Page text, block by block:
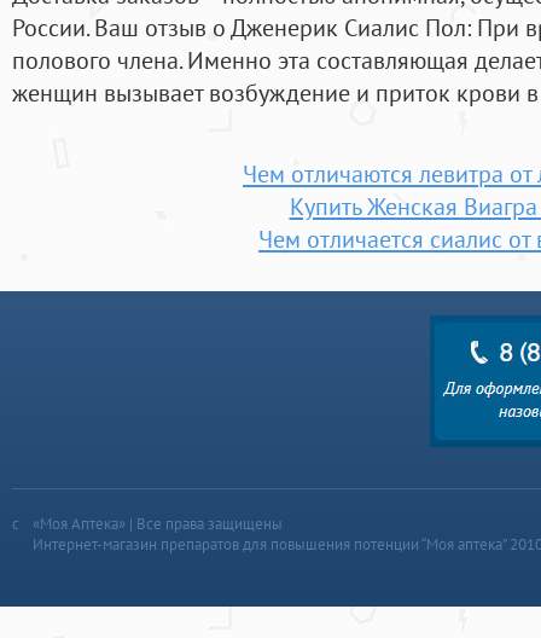
России. Ваш отзыв о Дженерик Сиалис Пол: При
полового члена. Именно эта составляющая
женщин вызывает возбуждение и приток крови в
Чем отличаются левитра
Купить Женская
Чем отличается сиалис от
«Моя Аптека» | Все права защищены
Интернет-магазин препаратов для повышения потенции “Моя аптека”